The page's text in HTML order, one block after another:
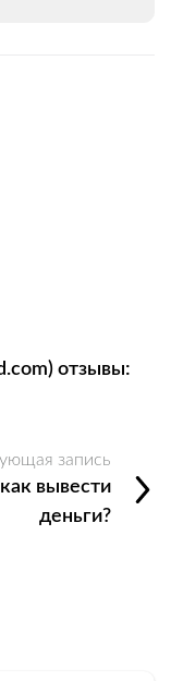
отзывы:
запись
вывести
деньги?